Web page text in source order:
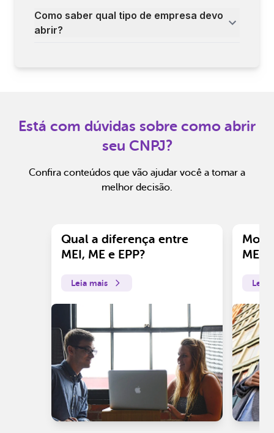
Como saber qual tipo de empresa devo
abrir?
Está com dúvidas sobre como abrir
seu CNPJ?
Confira conteúdos que vão ajudar você a tomar a
melhor decisão.
Qual a diferença entre
MEI, ME e EPP?
Leia mais
ME?
Leia